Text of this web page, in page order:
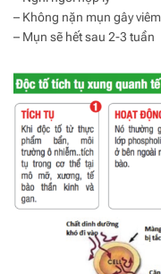
– Không nặn mụn gây viêm
– Mụn sẽ hết sau 2-3 tuần